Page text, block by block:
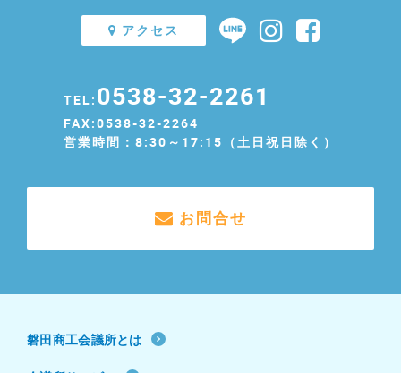
アクセス
TEL: 0538-32-2261
FAX:0538-32-2264
営業時間：8:30～17:15（土日祝日除く）
お問合せ
磐田商工会議所とは